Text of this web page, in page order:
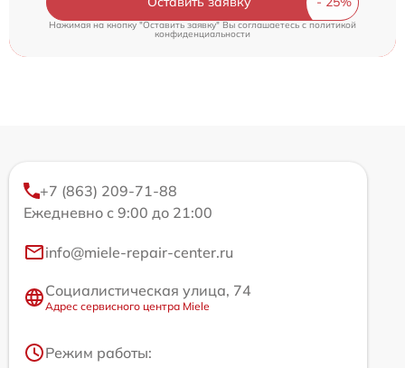
Нажимая на кнопку "Оставить заявку" Вы соглашаетесь cполитикой
конфиденциальности
+7 (863) 209-71-88
Ежедневно с 9:00 до 21:00
info@miele-repair-center.ru
Социалистическая улица, 74
Адрес сервисного центра Miele
Режим работы: